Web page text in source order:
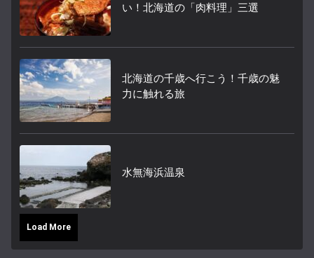
い！北海道の「肉料理」三選
北海道の千歳へ行こう！千歳の魅
力に触れる旅
水無海浜温泉
Load More